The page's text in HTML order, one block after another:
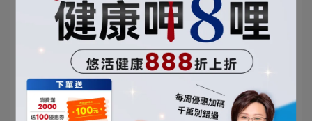
20,000 元(含)以上，中獎者須先負擔 10%機會中獎
所得稅。中獎者若為中華民國境內居住之個人，需
繳交身分證正反面影本供報稅使用，年度報稅時將
計入個人所得，次年初執行單位將依稅法相關規定
辦理開立扣繳憑單。中獎者若非中華民國境內居住
之個人，不論中獎金額，須先就中獎所得扣繳 20%
機會中獎稅後，始發予中獎獎項，執行單位皆會開